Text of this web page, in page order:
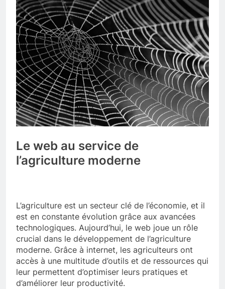
Le web au service de
l’agriculture moderne
L’agriculture est un secteur clé de l’économie, et il
est en constante évolution grâce aux avancées
technologiques. Aujourd’hui, le web joue un rôle
crucial dans le développement de l’agriculture
moderne. Grâce à internet, les agriculteurs ont
accès à une multitude d’outils et de ressources qui
leur permettent d’optimiser leurs pratiques et
d’améliorer leur productivité.